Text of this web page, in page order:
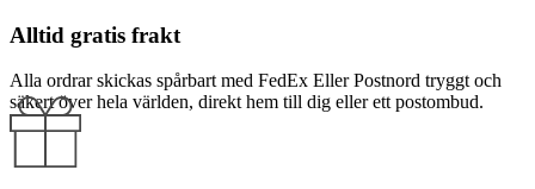
Alltid gratis frakt
Alla ordrar skickas spårbart med FedEx Eller Postnord tryggt och
säkert över hela världen, direkt hem till dig eller ett postombud.